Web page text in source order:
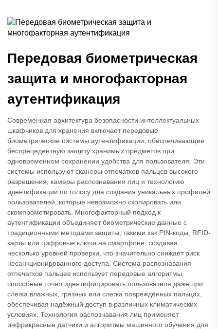
Передовая биометрическая
защита и многофакторная
аутентификация
Современная архитектура безопасности интеллектуальных
шкафчиков для хранения включает передовые
биометрические системы аутентификации, обеспечивающие
беспрецедентную защиту хранимых предметов при
одновременном сохранении удобства для пользователя. Эти
системы используют сканеры отпечатков пальцев высокого
разрешения, камеры распознавания лиц и технологию
идентификации по голосу для создания уникальных профилей
пользователей, которые невозможно скопировать или
скомпрометировать. Многофакторный подход к
аутентификации объединяет биометрические данные с
традиционными методами защиты, такими как PIN-коды, RFID-
карты или цифровые ключи на смартфоне, создавая
несколько уровней проверки, что значительно снижает риск
несанкционированного доступа. Система распознавания
отпечатков пальцев использует передовые алгоритмы,
способные точно идентифицировать пользователя даже при
слегка влажных, грязных или слегка повреждённых пальцах,
обеспечивая надёжный доступ в различных климатических
условиях. Технология распознавания лиц применяет
инфракрасные датчики и алгоритмы машинного обучения для